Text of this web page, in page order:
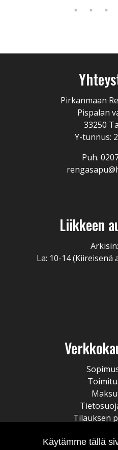
Pirkanmaan
Pispalan
33250
Y-tunnus:
Puh.
Liikkeen
La: 10-14
Tilauksen
Käytämme tällä